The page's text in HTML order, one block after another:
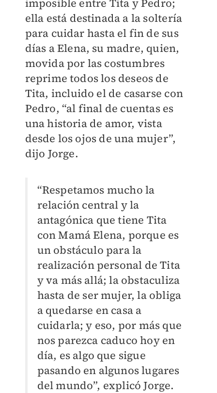
ella está destinada a la soltería
para cuidar hasta el fin de sus
días a Elena, su madre, quien,
movida por las costumbres
reprime todos los deseos de
Tita, incluido el de casarse con
Pedro, “al final de cuentas es
una historia de amor, vista
desde los ojos de una mujer”,
dijo Jorge.
“Respetamos mucho la
relación central y la
antagónica que tiene Tita
con Mamá Elena, porque es
un obstáculo para la
realización personal de Tita
y va más allá; la obstaculiza
hasta de ser mujer, la obliga
a quedarse en casa a
cuidarla; y eso, por más que
nos parezca caduco hoy en
día, es algo que sigue
pasando en algunos lugares
del mundo”, explicó Jorge.